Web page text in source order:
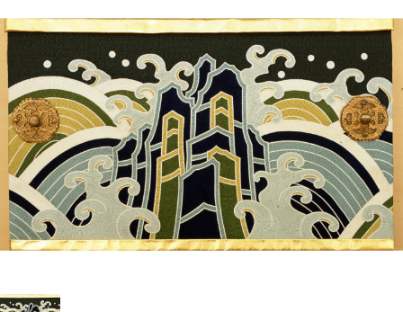
ン
テ
ン
ツ
へ
ス
キ
ッ
プ